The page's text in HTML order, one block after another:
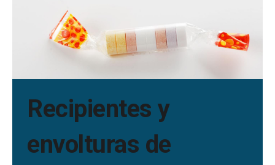
Recipientes y
envolturas de